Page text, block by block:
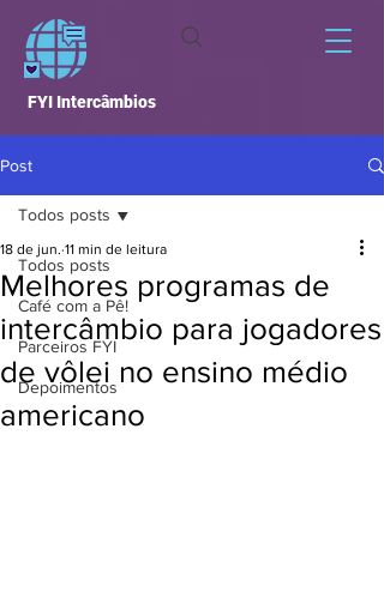
FYI Intercâmbios
Post
Todos posts
Café com a Pê!
Parceiros FYI
Depoimentos
Todos posts
Melhores programas de
intercâmbio para jogadores
de vôlei no ensino médio
americano
18 de jun. 11 min de leitura